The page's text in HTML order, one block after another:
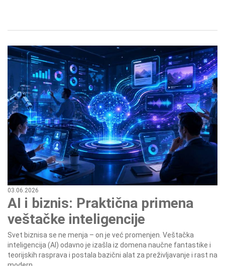
03.06.2026
AI i biznis: Praktična primena
veštačke inteligencije
Svet biznisa se ne menja – on je već promenjen. Veštačka
inteligencija (AI) odavno je izašla iz domena naučne fantastike i
teorijskih rasprava i postala bazični alat za preživljavanje i rast na